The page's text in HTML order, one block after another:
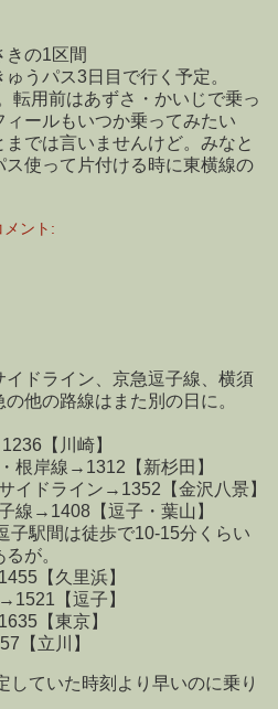
きの1区間
うパス3日目で行く予定。
転用前はあずさ・かいじで乗っ
ールもいつか乗ってみたい
では言いませんけど。みなと
使って片付ける時に東横線の
メント:
ドライン、京急逗子線、横須
他の路線はまた別の日に。
【川崎】
根岸線→1312【新杉田】
イドライン→1352【金沢八景】
線→1408【逗子・葉山】
駅間は徒歩で10-15分くらい
が。
【久里浜】
【逗子】
【東京】
【立川】
していた時刻より早いのに乗り